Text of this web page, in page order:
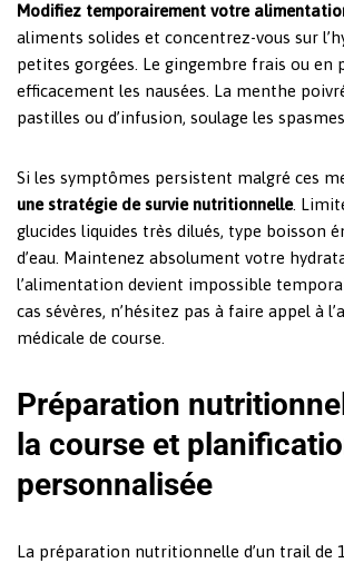
Modifiez temporairement votre
aliments solides et concentrez-vous sur
petites gorgées. Le gingembre frais ou en
efficacement les nausées. La menthe
pastilles ou d’infusion, soulage les
Si les symptômes persistent malgré ces
une stratégie de survie nutritionnelle.
glucides liquides très dilués, type boisson
d’eau. Maintenez absolument votre
l’alimentation devient impossible
cas sévères, n’hésitez pas à faire appel à
médicale de course.
Préparation
la course et
personnalisée
La préparation nutritionnelle d’un trail de